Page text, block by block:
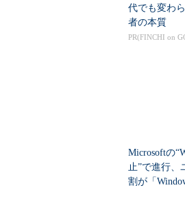
代でも変わ
者の本質
PR(FINCHI on
Microsoftの
止”で進行、
割が「